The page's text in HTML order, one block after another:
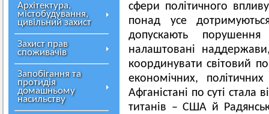
Архітектура,
містобудування,
цивільний захист
Захист прав
споживачів
Запобігання та
протидія
домашньому
насильству
сфери політичного
понад усе
допускають
налаштовані
координувати світовий
економічних,
Афганістані по суті
титанів – США й